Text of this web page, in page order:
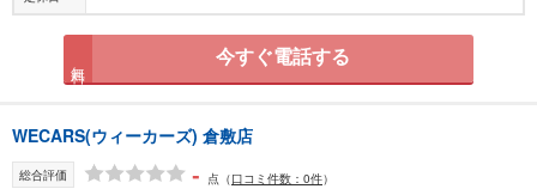
今すぐ電話する
WECARS(ウィーカーズ) 倉敷店
総合評価 - 点 （口コミ件数：0件）